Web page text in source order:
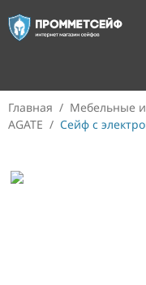
Главная / Мебельные
AGATE / Сейф с